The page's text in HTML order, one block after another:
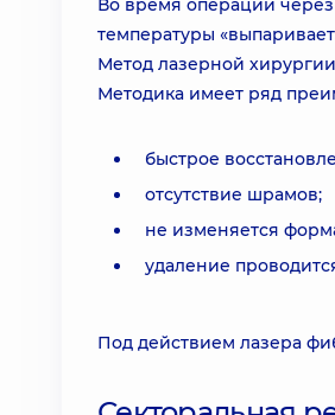
Во время операции
температуры
Метод лазерной
Методика имеет ряд
быстрое
отсутствие шрамов;
не изменяется
удаление
Под действием лазера